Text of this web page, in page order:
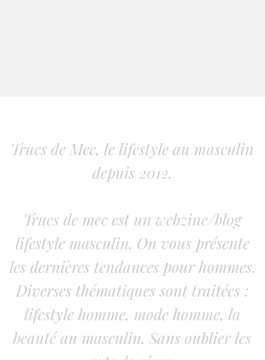
Trucs de Mec, le lifestyle au masculin
depuis 2012.
Trucs de mec est un webzine/blog
lifestyle masculin. On vous présente
les dernières tendances pour hommes.
Diverses thématiques sont traitées :
lifestyle homme, mode homme, la
beauté au masculin. Sans oublier les